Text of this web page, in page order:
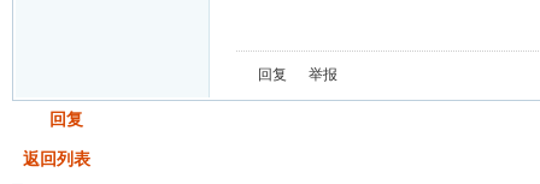
回复 举报
回复
返回列表